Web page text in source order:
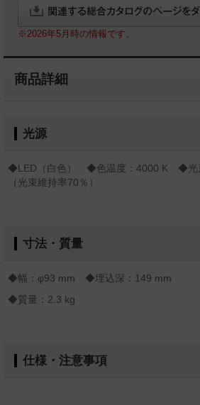
※2026年5月時の情報です。
商品詳細
光源
◆LED（白色） ◆色温度：4000 K ◆光
（光束維持率70％）
寸法・質量
◆幅：φ93 mm ◆埋込深：149 mm
◆質量：2.3 kg
仕様・注意事項